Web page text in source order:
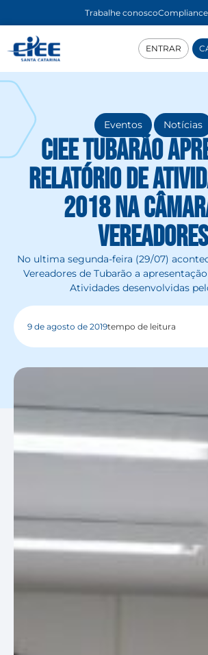
Trabalhe conoscoCompliance
ENTRAR
Eventos , Notícias
CIEE Tubarão
Relatório de
2018 na
Vereadores
No ultima segunda-feira (29/07)
Vereadores de Tubarão a
Atividades desenvolvidas
9 de agosto de 2019tempo de leitura